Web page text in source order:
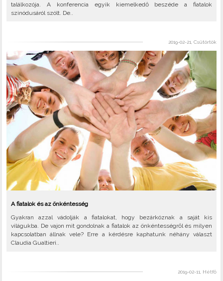
találkozója. A konferencia egyik kiemelkedő beszéde a fiatalok
szinódusáról szólt. De..
2019-02-21, Csütörtök
A fiatalok és az önkéntesség
Gyakran azzal vádolják a fiatalokat, hogy bezárkóznak a saját kis
világukba. De vajon mit gondolnak a fiatalok az önkéntességről és milyen
kapcsolatban állnak vele? Erre a kérdésre kaphatunk néhány választ
Claudia Gualtieri..
2019-02-11, Hétfő